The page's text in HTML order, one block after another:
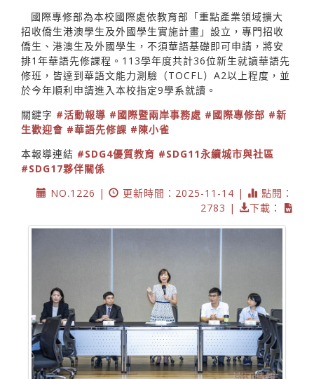
國際專修部為本校國際處依教育部「重點產業領域擴大
招收僑生港澳學生及外國學生實施計畫」設立，專門招收
僑生、港澳生及外國學生，不須華語基礎即可申請，將安
排1年華語先修課程。113學年度共計36位新生就讀華語先
修班，皆達到華語文能力測驗（TOCFL）A2以上程度，並
於今年順利申請進入本校指定9學系就讀。
關鍵字 #活動報導 #國際暨兩岸事務處 #國際專修部 #新
生歡迎會 #華語先修課 #陳小雀
本報導連結 #SDG4優質教育 #SDG11永續城市與社區
#SDG17夥伴關係
NO.1226 |
更新時間：2025-11-14 |
點閱：
2783 |
下載：